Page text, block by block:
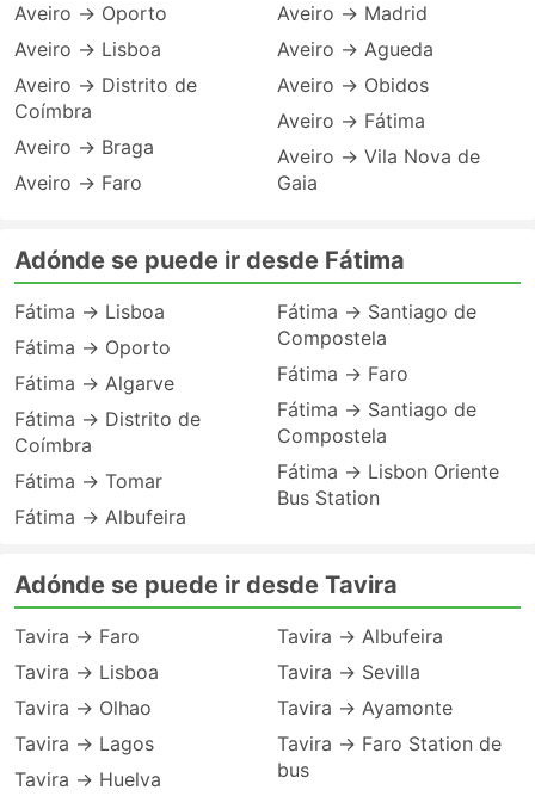
Aveiro → Oporto
Aveiro → Lisboa
Aveiro → Distrito de
Coímbra
Aveiro → Braga
Aveiro → Faro
Aveiro → Madrid
Aveiro → Agueda
Aveiro → Obidos
Aveiro → Fátima
Aveiro → Vila Nova de
Gaia
Adónde se puede ir desde Fátima
Fátima → Lisboa
Fátima → Oporto
Fátima → Algarve
Fátima → Distrito de
Coímbra
Fátima → Tomar
Fátima → Albufeira
Fátima → Santiago de
Compostela
Fátima → Faro
Fátima → Santiago de
Compostela
Fátima → Lisbon Oriente
Bus Station
Adónde se puede ir desde Tavira
Tavira → Faro
Tavira → Lisboa
Tavira → Olhao
Tavira → Lagos
Tavira → Huelva
Tavira → Albufeira
Tavira → Sevilla
Tavira → Ayamonte
Tavira → Faro Station de
bus